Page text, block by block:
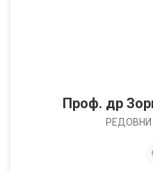
Проф. др